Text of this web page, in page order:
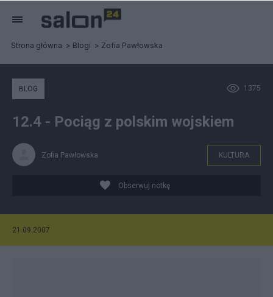
Strona główna Blogi Zofia Pawłowska
1375
BLOG
12.4 - Pociąg z polskim wojskiem
Zofia Pawłowska KULTURA
Obserwuj notkę
21.09.2007